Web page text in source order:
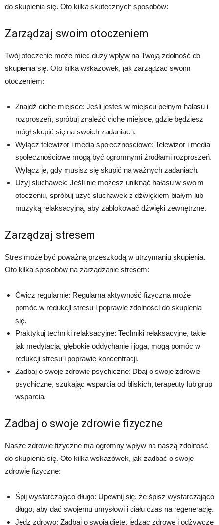
do skupienia się. Oto kilka skutecznych sposobów:
Zarządzaj swoim otoczeniem
Twój otoczenie może mieć duży wpływ na Twoją zdolność do
skupienia się. Oto kilka wskazówek, jak zarządzać swoim
otoczeniem:
Znajdź ciche miejsce: Jeśli jesteś w miejscu pełnym hałasu i
rozproszeń, spróbuj znaleźć ciche miejsce, gdzie będziesz
mógł skupić się na swoich zadaniach.
Wyłącz telewizor i media społecznościowe: Telewizor i media
społecznościowe mogą być ogromnymi źródłami rozproszeń.
Wyłącz je, gdy musisz się skupić na ważnych zadaniach.
Użyj słuchawek: Jeśli nie możesz uniknąć hałasu w swoim
otoczeniu, spróbuj użyć słuchawek z dźwiękiem białym lub
muzyką relaksacyjną, aby zablokować dźwięki zewnętrzne.
Zarządzaj stresem
Stres może być poważną przeszkodą w utrzymaniu skupienia.
Oto kilka sposobów na zarządzanie stresem:
Ćwicz regularnie: Regularna aktywność fizyczna może
pomóc w redukcji stresu i poprawie zdolności do skupienia
się.
Praktykuj techniki relaksacyjne: Techniki relaksacyjne, takie
jak medytacja, głębokie oddychanie i joga, mogą pomóc w
redukcji stresu i poprawie koncentracji.
Zadbaj o swoje zdrowie psychiczne: Dbaj o swoje zdrowie
psychiczne, szukając wsparcia od bliskich, terapeuty lub grup
wsparcia.
Zadbaj o swoje zdrowie fizyczne
Nasze zdrowie fizyczne ma ogromny wpływ na naszą zdolność
do skupienia się. Oto kilka wskazówek, jak zadbać o swoje
zdrowie fizyczne:
Śpij wystarczająco długo: Upewnij się, że śpisz wystarczająco
długo, aby dać swojemu umysłowi i ciału czas na regenerację.
Jedz zdrowo: Zadbaj o swoją dietę, jedząc zdrowe i odżywcze